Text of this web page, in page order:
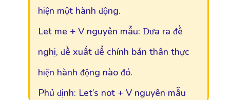
hiện một hành động.
Let me + V nguyên mẫu: Đưa ra đề
nghị, đề xuất để chính bản thân thực
hiện hành động nào đó.
Phủ định: Let’s not + V nguyên mẫu